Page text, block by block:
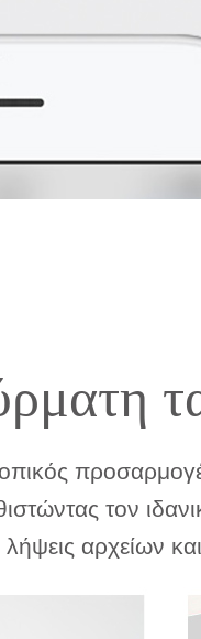
τον
λήψεις αρχείων